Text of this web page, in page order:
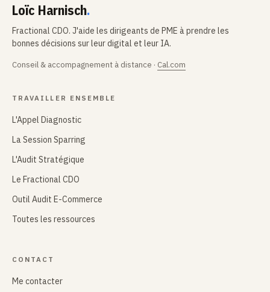
Loïc Harnisch.
Fractional CDO. J'aide les dirigeants de PME à prendre les
bonnes décisions sur leur digital et leur IA.
Conseil & accompagnement à distance · Cal.com
TRAVAILLER ENSEMBLE
L'Appel Diagnostic
La Session Sparring
L'Audit Stratégique
Le Fractional CDO
Outil Audit E-Commerce
Toutes les ressources
CONTACT
Me contacter